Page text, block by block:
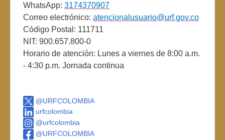
WhatsApp: 3174370907
Correo electrónico: atencionalusuario@urf.gov.co
Código Postal: 111711
NIT: 900.657.800-0
Horario de atención: Lunes a viernes de 8:00 a.m.
- 4:30 p.m. Jornada continua
@URFCOLOMBIA
urfcolombia
@urfcolombia
@URFCOLOMBIA